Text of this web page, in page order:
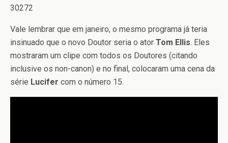
30272
Vale lembrar que em janeiro, o mesmo programa já teria
insinuado que o novo Doutor seria o ator Tom Ellis. Eles
mostraram um clipe com todos os Doutores (citando
inclusive os non-canon) e no final, colocaram uma cena da
série Lucifer com o número 15.